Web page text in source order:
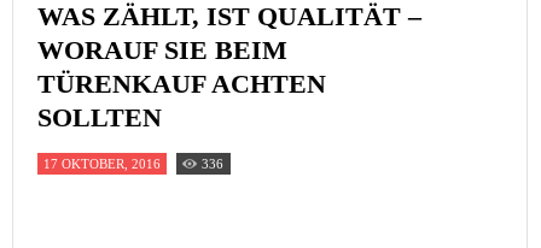
WAS ZÄHLT, IST QUALITÄT –
WORAUF SIE BEIM
TÜRENKAUF ACHTEN
SOLLTEN
17 OKTOBER, 2016 336